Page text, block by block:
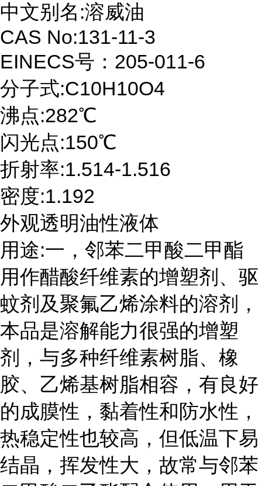
中文别名:溶威油
CAS No:131-11-3
EINECS号：205-011-6
分子式:C10H10O4
沸点:282℃
闪光点:150℃
折射率:1.514-1.516
密度:1.192
外观透明油性液体
用途:一，邻苯二甲酸二甲酯
用作醋酸纤维素的增塑剂、驱
蚊剂及聚氟乙烯涂料的溶剂，
本品是溶解能力很强的增塑
剂，与多种纤维素树脂、橡
胶、乙烯基树脂相容，有良好
的成膜性，黏着性和防水性，
热稳定性也较高，但低温下易
结晶，挥发性大，故常与邻苯